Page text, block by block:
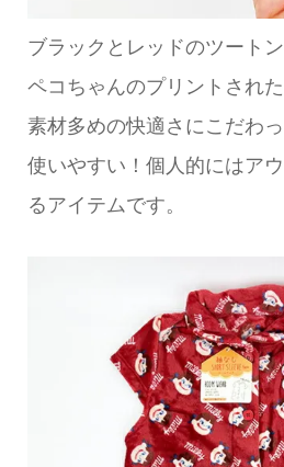
ブラックとレッドのツート
ペコちゃんのプリントされ
素材多めの快適さにこだわ
使いやすい！個人的にはア
るアイテムです。